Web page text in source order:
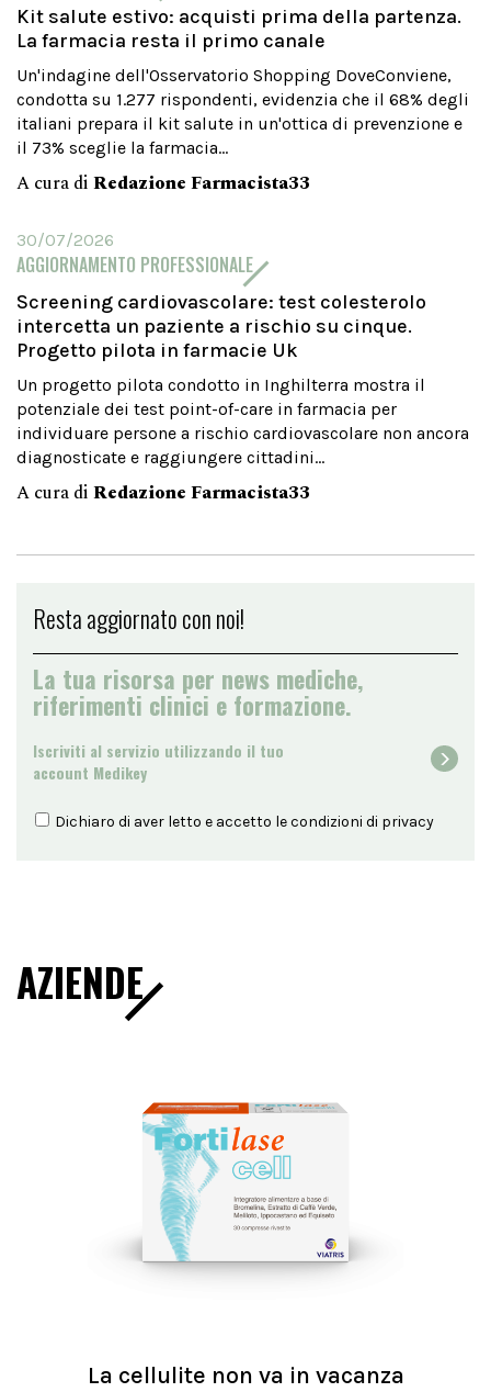
Kit salute estivo: acquisti prima della partenza.
La farmacia resta il primo canale
Un'indagine dell'Osservatorio Shopping DoveConviene,
condotta su 1.277 rispondenti, evidenzia che il 68% degli
italiani prepara il kit salute in un'ottica di prevenzione e
il 73% sceglie la farmacia...
A cura di Redazione Farmacista33
30/07/2026
AGGIORNAMENTO PROFESSIONALE
Screening cardiovascolare: test colesterolo
intercetta un paziente a rischio su cinque.
Progetto pilota in farmacie Uk
Un progetto pilota condotto in Inghilterra mostra il
potenziale dei test point-of-care in farmacia per
individuare persone a rischio cardiovascolare non ancora
diagnosticate e raggiungere cittadini...
A cura di Redazione Farmacista33
Resta aggiornato con noi!
La tua risorsa per news mediche,
riferimenti clinici e formazione.
Iscriviti al servizio utilizzando il tuo
account Medikey
Dichiaro di aver letto e accetto le condizioni di privacy
AZIENDE
La cellulite non va in vacanza